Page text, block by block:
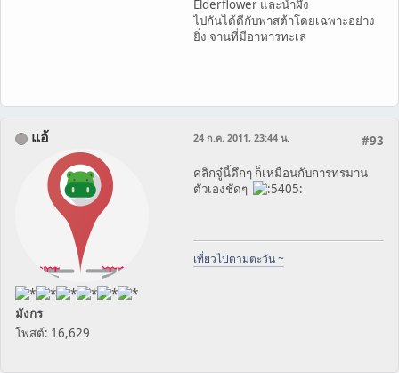
Elderflower และน้ำผึ้ง
ไปกันได้ดีกับพาสต้าโดยเฉพาะอย่าง
ยิ่ง จานที่มีอาหารทะเล
แอ้
มังกร
โพสต์: 16,629
#93
24 ก.ค. 2011, 23:44 น.
คลิกจู๋นี้ดึกๆ ก็เหมือนกับการทรมาน
ตัวเองชัดๆ
เที่ยวไปตามตะวัน ~